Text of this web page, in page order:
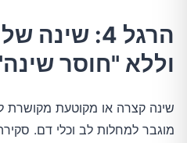
וללא "חוסר
שינה קצרה או מקוטעת מקושרת
מוגבר למחלות לב וכלי דם.